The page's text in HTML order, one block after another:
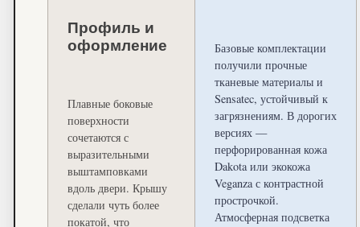
Профиль и
оформление
Плавные боковые
поверхности
сочетаются с
выразительными
выштамповками
вдоль двери. Крышу
сделали чуть более
покатой, что
Базовые комплектации
получили прочные
тканевые материалы и
Sensatec, устойчивый к
загрязнениям. В дорогих
версиях —
перфорированная кожа
Dakota или экокожа
Veganza с контрастной
прострочкой.
Атмосферная подсветка